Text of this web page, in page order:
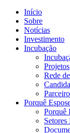
Início
Sobre
Notícias
Investimento
Incubação
Projetos
Rede
Porquê
Porquê
Setores